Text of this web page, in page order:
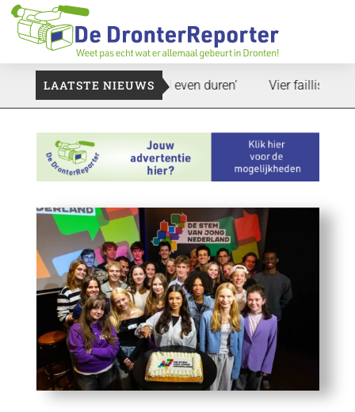
LAATSTE NIEUWS
‘Dat zal ook nog wel even duren’ Vier